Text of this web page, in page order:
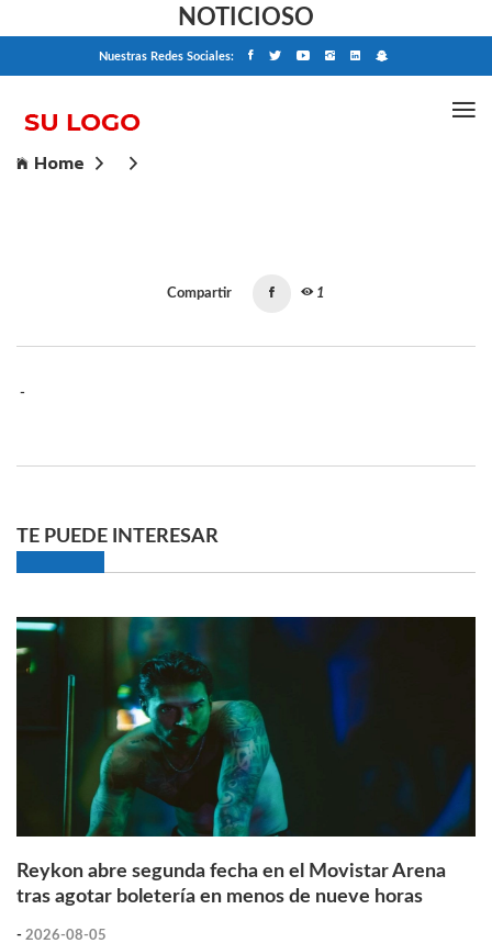
NOTICIOSO
Nuestras Redes Sociales:
Home
Compartir 1
-
TE PUEDE INTERESAR
Reykon abre segunda fecha en el Movistar Arena
tras agotar boletería en menos de nueve horas
- 2026-08-05